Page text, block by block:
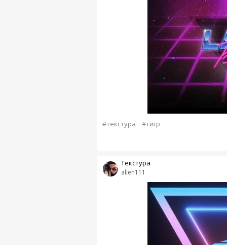
#текстура #тигр
alien111
Текстура